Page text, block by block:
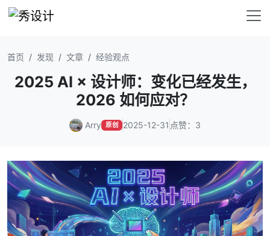
首页 发现 文章 经验观点
2025 AI × 设计师：变化已经发生，
2026 如何应对？
Arry 原创 2025-12-31 点赞：3